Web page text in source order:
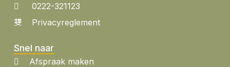
0222-321123
Privacyreglement
Snel naar
Afspraak maken